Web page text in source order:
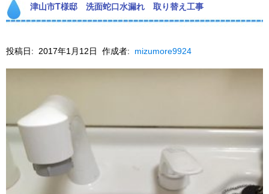
津山市T様邸 洗面蛇口水漏れ 取り替え工事
投稿日: 2017年1月12日 作成者: mizumore9924